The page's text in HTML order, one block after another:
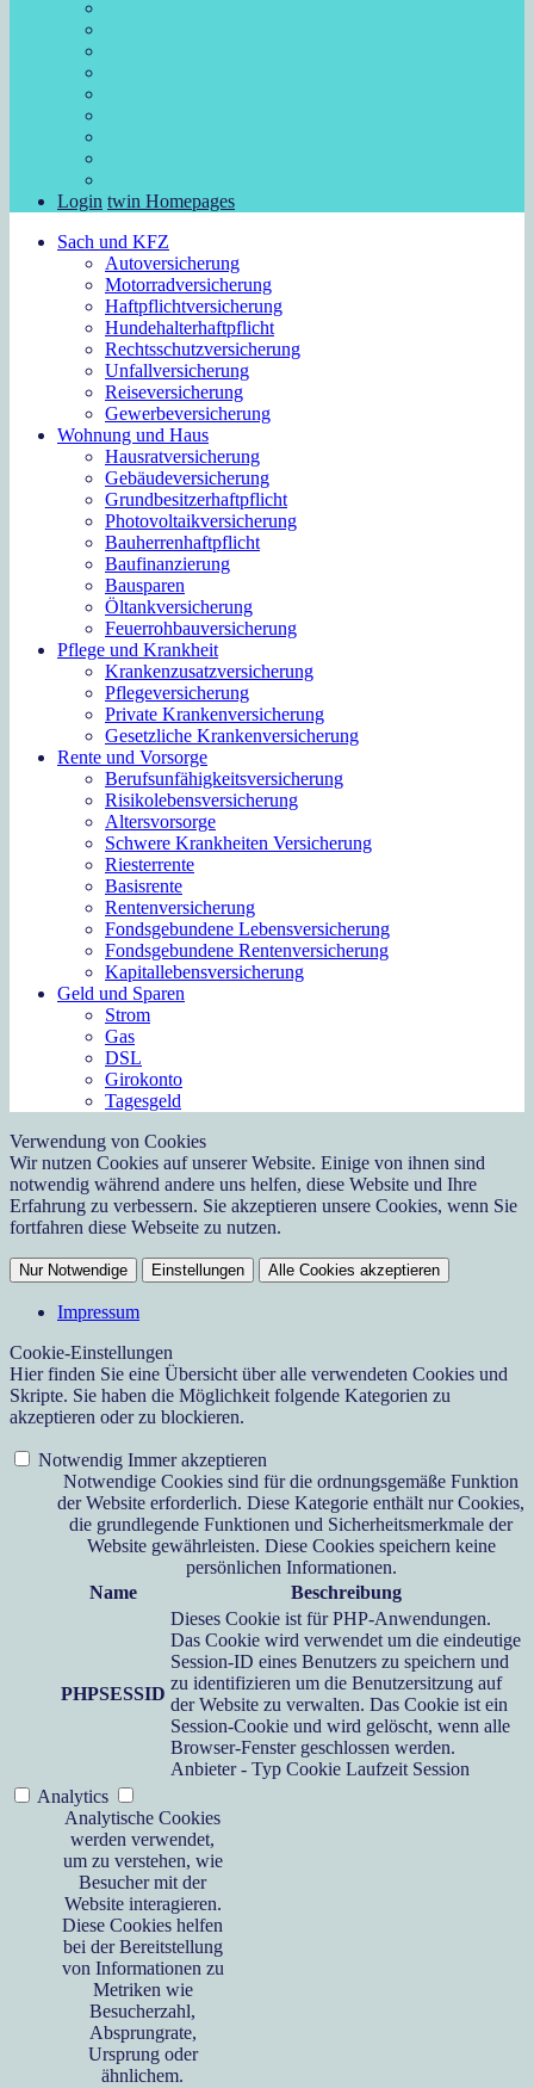
Login twin Homepages
Sach und KFZ
Autoversicherung
Motorradversicherung
Haftpflichtversicherung
Hundehalterhaftpflicht
Rechtsschutzversicherung
Unfallversicherung
Reiseversicherung
Gewerbeversicherung
Wohnung und Haus
Hausratversicherung
Gebäudeversicherung
Grundbesitzerhaftpflicht
Photovoltaikversicherung
Bauherrenhaftpflicht
Baufinanzierung
Bausparen
Öltankversicherung
Feuerrohbauversicherung
Pflege und Krankheit
Krankenzusatzversicherung
Pflegeversicherung
Private Krankenversicherung
Gesetzliche Krankenversicherung
Rente und Vorsorge
Berufs­unfähigkeitsversicherung
Risikolebensversicherung
Altersvorsorge
Schwere Krankheiten Versicherung
Riesterrente
Basisrente
Rentenversicherung
Fondsgebundene Lebensversicherung
Fondsgebundene Rentenversicherung
Kapitallebensversicherung
Geld und Sparen
Strom
Gas
DSL
Girokonto
Tagesgeld
Verwendung von Cookies
Wir nutzen Cookies auf unserer Website. Einige von ihnen sind
notwendig während andere uns helfen, diese Website und Ihre
Erfahrung zu verbessern. Sie akzeptieren unsere Cookies, wenn Sie
fortfahren diese Webseite zu nutzen.
Nur Notwendige Einstellungen Alle Cookies akzeptieren
Impressum
Cookie-Einstellungen
Hier finden Sie eine Übersicht über alle verwendeten Cookies und
Skripte. Sie haben die Möglichkeit folgende Kategorien zu
akzeptieren oder zu blockieren.
Notwendig Immer akzeptieren
Notwendige Cookies sind für die ordnungsgemäße Funktion
der Website erforderlich. Diese Kategorie enthält nur Cookies,
die grundlegende Funktionen und Sicherheitsmerkmale der
Website gewährleisten. Diese Cookies speichern keine
persönlichen Informationen.
Name
Beschreibung
PHPSESSID
Dieses Cookie ist für PHP-Anwendungen.
Das Cookie wird verwendet um die eindeutige
Session-ID eines Benutzers zu speichern und
zu identifizieren um die Benutzersitzung auf
der Website zu verwalten. Das Cookie ist ein
Session-Cookie und wird gelöscht, wenn alle
Browser-Fenster geschlossen werden.
Anbieter - Typ Cookie Laufzeit Session
Analytics
Analytische Cookies
werden verwendet,
um zu verstehen, wie
Besucher mit der
Website interagieren.
Diese Cookies helfen
bei der Bereitstellung
von Informationen zu
Metriken wie
Besucherzahl,
Absprungrate,
Ursprung oder
ähnlichem.